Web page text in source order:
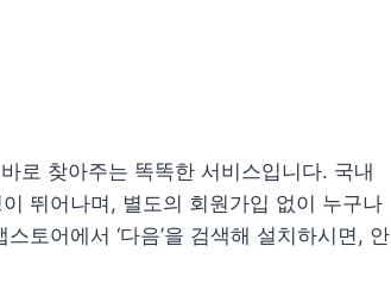
로 찾아주는 똑똑한 서비스입니다. 국내
뛰어나며, 별도의 회원가입 없이 누구나
토어에서 ‘다음’을 검색해 설치하시면, 안